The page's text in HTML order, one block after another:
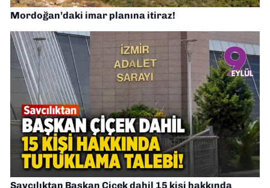
Mordoğan’daki imar planına itiraz!
Savcılıktan Başkan Çiçek dahil 15 kişi hakkında